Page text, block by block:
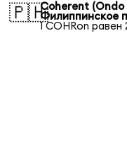
🇵🇭Coherent (Ondo
Филиппинское
1 COHRon равен